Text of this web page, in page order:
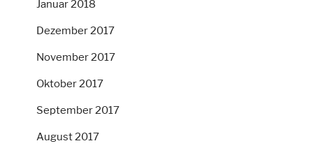
Januar 2018
Dezember 2017
November 2017
Oktober 2017
September 2017
August 2017